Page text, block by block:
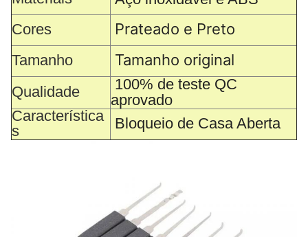
Cores
Prateado e Preto
Tamanho Tamanho original
Qualidade
100% de teste QC
aprovado
Característica
s
Bloqueio de Casa Aberta